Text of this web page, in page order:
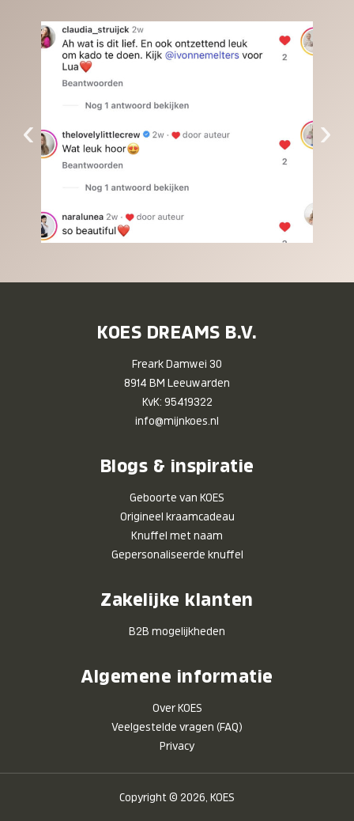
‹ ›
KOES DREAMS B.V.
Freark Damwei 30
8914 BM Leeuwarden
KvK: 95419322
info@mijnkoes.nl
Blogs & inspiratie
Geboorte van KOES
Origineel kraamcadeau
Knuffel met naam
Gepersonaliseerde knuffel
Zakelijke klanten
B2B mogelijkheden
Algemene informatie
Over KOES
Veelgestelde vragen (FAQ)
Privacy
Copyright © 2026, KOES